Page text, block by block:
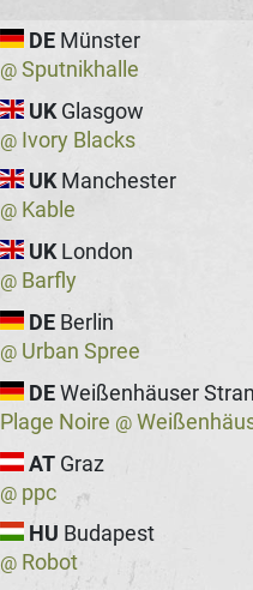
DE Münster
@ Sputnikhalle
UK Glasgow
@ Ivory Blacks
UK Manchester
@ Kable
UK London
@ Barfly
DE Berlin
@ Urban Spree
DE Weißenhäuser
Plage Noire @
AT Graz
@ ppc
HU Budapest
@ Robot